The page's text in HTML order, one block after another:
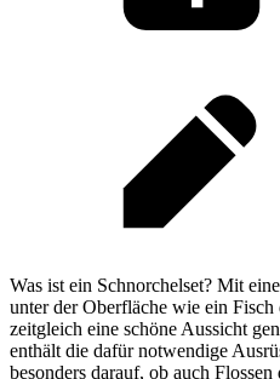
Was ist ein Schnorchelset? Mit
unter der Oberfläche wie ein Fisch
zeitgleich eine schöne Aussicht
enthält die dafür notwendige
besonders darauf, ob auch